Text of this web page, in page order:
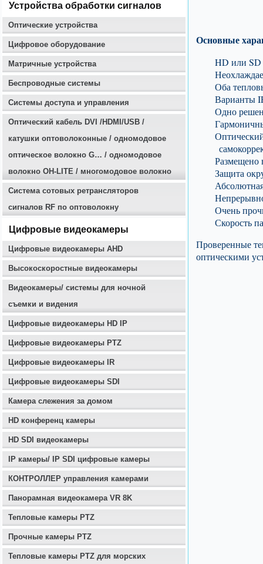
Устройства обработки сигналов
Оптические устройства
Цифровое оборудование
Матричные устройства
Беспроводные системы
Системы доступа и управления
Оптичеcкий кабель DVI /HDMI/USB /
катушки оптоволоконные / одномодовое
оптическое волокно G… / одномодовое
волокно OH-LITE / многомодовое волокно
Система сотовых ретрансляторов
сигналов RF по оптоволокну
Цифровые видеокамеры
Цифровые видеокамеры AHD
Высокоскоростные видеокамеры
Видеокамеры/ системы для ночной
съемки и видения
Цифровые видеокамеры HD IP
Цифровые видеокамеры PTZ
Цифровые видеокамеры IR
Цифровые видеокамеры SDI
Камера слежения за домом
HD конференц камеры
HD SDI видеокамеры
IP камеры/ IP SDI цифровые камеры
КОНТРОЛЛЕР управления камерами
Панорамная видеокамера VR 8K
Тепловые камеры PTZ
Прочные камеры PTZ
Тепловые камеры PTZ для морских
Основные
HD или SD
Оба
Варианты
Одно
Размещено
Защита
Очень
Скорость
Проверенные
оптическими